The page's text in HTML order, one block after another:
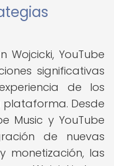
Wojcicki, YouTube
significativas
de los
plataforma. Desde
Music y YouTube
de nuevas
monetización, las